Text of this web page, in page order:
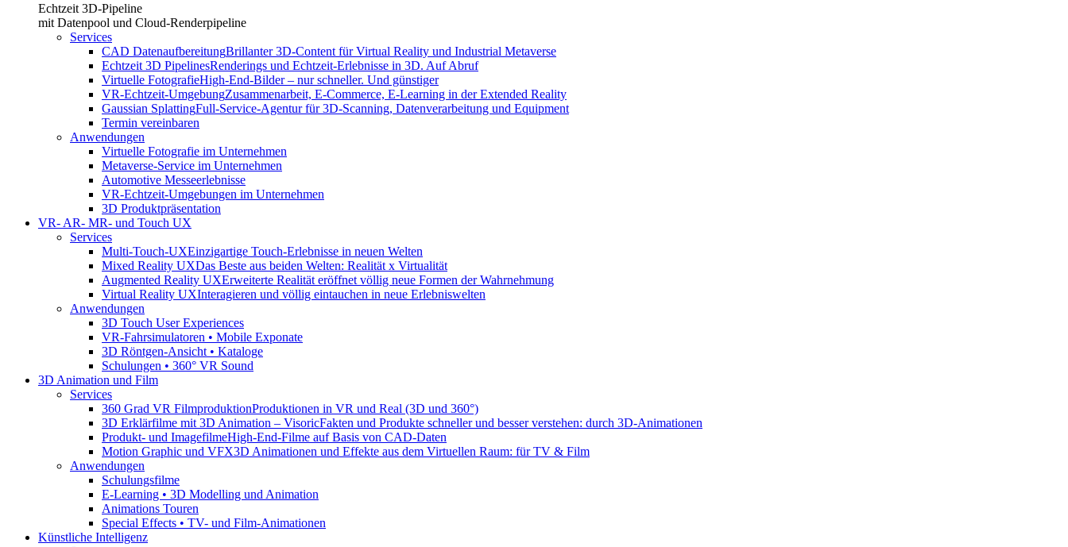
Echtzeit 3D-Pipeline
mit Datenpool und Cloud-Renderpipeline
Services
CAD DatenaufbereitungBrillanter 3D-Content für Virtual Reality und Industrial Metaverse
Echtzeit 3D PipelinesRenderings und Echtzeit-Erlebnisse in 3D. Auf Abruf
Virtuelle FotografieHigh-End-Bilder – nur schneller. Und günstiger
VR-Echtzeit-UmgebungZusammenarbeit, E-Commerce, E-Learning in der Extended Reality
Gaussian SplattingFull-Service-Agentur für 3D-Scanning, Datenverarbeitung und Equipment
Termin vereinbaren
Anwendungen
Virtuelle Fotografie im Unternehmen
Metaverse-Service im Unternehmen
Automotive Messeerlebnisse
VR-Echtzeit-Umgebungen im Unternehmen
3D Produktpräsentation
VR- AR- MR- und Touch UX
Services
Multi-Touch-UXEinzigartige Touch-Erlebnisse in neuen Welten
Mixed Reality UXDas Beste aus beiden Welten: Realität x Virtualität
Augmented Reality UXErweiterte Realität eröffnet völlig neue Formen der Wahrnehmung
Virtual Reality UXInteragieren und völlig eintauchen in neue Erlebniswelten
Anwendungen
3D Touch User Experiences
VR-Fahrsimulatoren • Mobile Exponate
3D Röntgen-Ansicht • Kataloge
Schulungen • 360° VR Sound
3D Animation und Film
Services
360 Grad VR FilmproduktionProduktionen in VR und Real (3D und 360°)
3D Erklärfilme mit 3D Animation – VisoricFakten und Produkte schneller und besser verstehen: durch 3D-Animationen
Produkt- und ImagefilmeHigh-End-Filme auf Basis von CAD-Daten
Motion Graphic und VFX3D Animationen und Effekte aus dem Virtuellen Raum: für TV & Film
Anwendungen
Schulungsfilme
E-Learning • 3D Modelling und Animation
Animations Touren
Special Effects • TV- und Film-Animationen
Künstliche Intelligenz